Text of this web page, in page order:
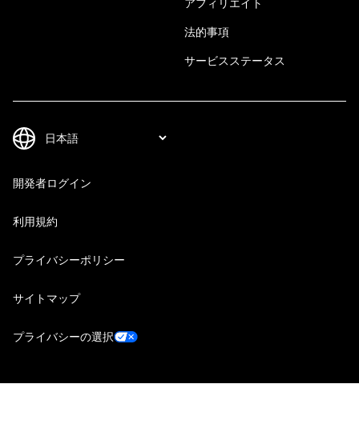
アフィリエイト
法的事項
サービスステータス
開発者ログイン
利用規約
プライバシーポリシー
サイトマップ
プライバシーの選択